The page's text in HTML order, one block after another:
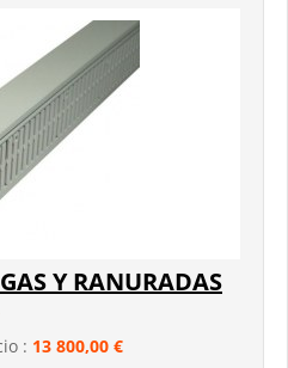
Y RANURADAS
: 13 800,00 €